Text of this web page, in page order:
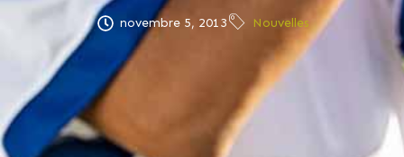
novembre 5, 2013 Nouvelles